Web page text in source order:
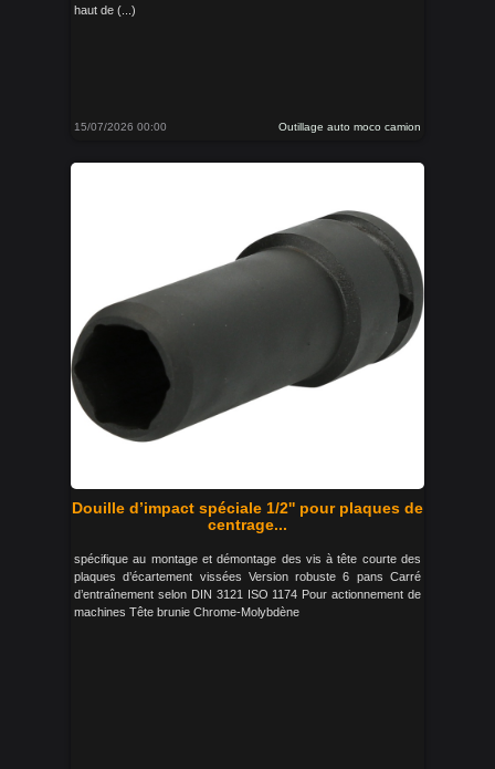
haut de (...)
15/07/2026 00:00 Outillage auto moco camion
Douille d’impact spéciale 1/2'' pour plaques de
centrage...
spécifique au montage et démontage des vis à tête courte des
plaques d’écartement vissées Version robuste 6 pans Carré
d’entraînement selon DIN 3121 ISO 1174 Pour actionnement de
machines Tête brunie Chrome-Molybdène